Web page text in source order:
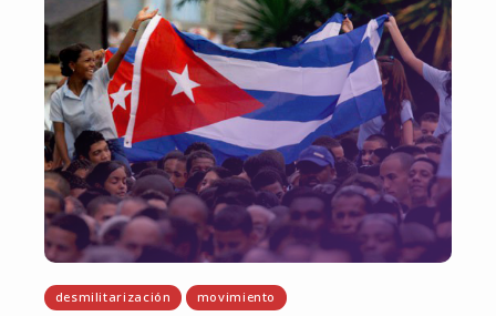
desmilitarización movimiento